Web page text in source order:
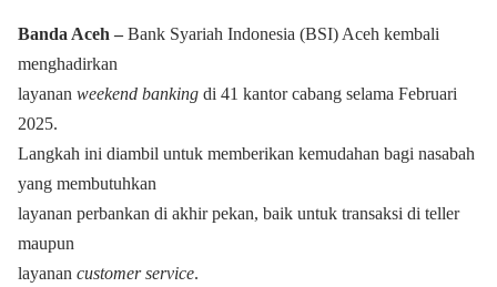
Banda Aceh – Bank Syariah Indonesia (BSI) Aceh kembali
menghadirkan
layanan weekend banking di 41 kantor cabang selama Februari
2025.
Langkah ini diambil untuk memberikan kemudahan bagi nasabah
yang membutuhkan
layanan perbankan di akhir pekan, baik untuk transaksi di teller
maupun
layanan customer service.